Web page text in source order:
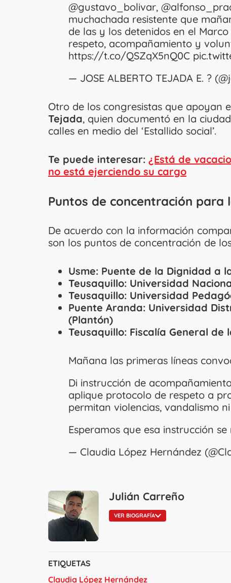
@gustavo_bolivar,
muchachada resistente que
de las y los detenidos en el Marco
respeto, acompañamiento y
https://t.co/QSZqX5nQ0C
— JOSE ALBERTO TEJADA E. ?️
Otro de los congresistas que apoyan
Tejada, quien documentó en la
calles en medio del ‘Estallido social’.
Te puede interesar: ¿Está de
no está ejerciendo su cargo
Puntos de concentración para
De acuerdo con la información
son los puntos de concentración de
Usme: Puente de la Dignidad a
Teusaquillo: Universidad
Teusaquillo: Universidad
Puente Aranda: Universidad
(Plantón)
Teusaquillo: Fiscalía General de
Mañana las primeras líneas
Di instrucción de
aplique protocolo de respeto a
permitan violencias, vandalismo
Esperamos que esa instrucción se
— Claudia López Hernández
Julián Carreño
VER BIOGRAFÍA
ETIQUETAS
Claudia López Hernández